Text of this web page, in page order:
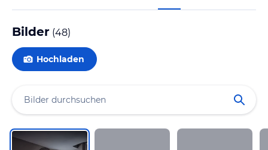
Bilder (48)
Hochladen